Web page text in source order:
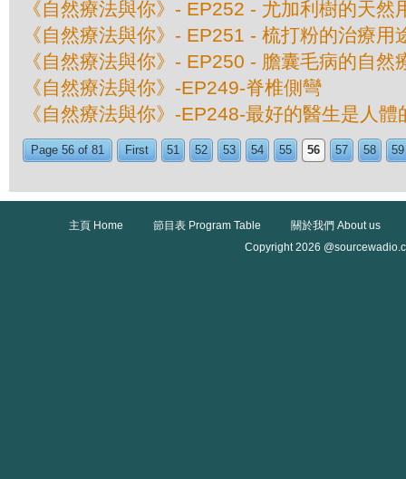
《自然療法與你》- EP252 - 尤加利樹的天然
《自然療法與你》- EP251 - 梳打粉的治療用
《自然療法與你》- EP250 - 膽囊毛病的自然
《自然療法與你》-EP249-脊椎側彎
《自然療法與你》-EP248-最好的醫生是人體
Page 56 of 81 First 51 52 53 54 55 56 57 58 59
主頁 Home 節目表 Program Table
關於我們 About us
Copyright 2026